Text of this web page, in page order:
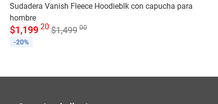
Sudadera Vanish Fleece Hoodieblk con capucha para
hombre
$1,199 20 $1,499 00
-20%